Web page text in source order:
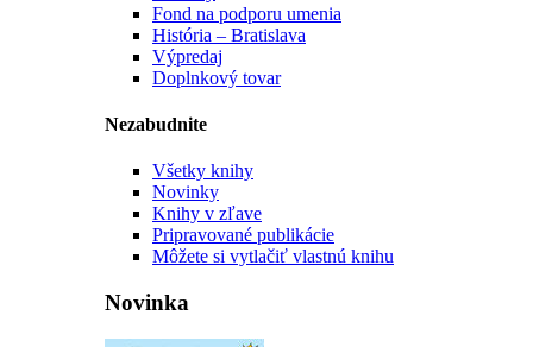
Fond na podporu umenia
História – Bratislava
Výpredaj
Doplnkový tovar
Nezabudnite
Všetky knihy
Novinky
Knihy v zľave
Pripravované publikácie
Môžete si vytlačiť vlastnú knihu
Novinka